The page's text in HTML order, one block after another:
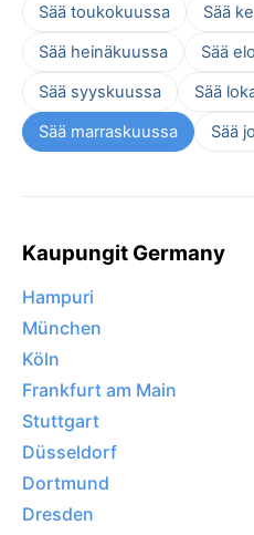
Sää toukokuussa
Sää
Sää heinäkuussa
Sää
Sää syyskuussa
Sää
Sää marraskuussa
Sää
Kaupungit Germany
Hampuri
München
Köln
Frankfurt am Main
Stuttgart
Düsseldorf
Dortmund
Dresden